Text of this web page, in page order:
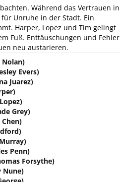
Während das Vertrauen in
Unruhe in der Stadt. Ein
Harper, Lopez und Tim gelingt
Fuß. Enttäuschungen und Fehler
neu austarieren.
Nolan)
Evers)
Juarez)
Grey)
Penn)
Forsythe)
Nune)